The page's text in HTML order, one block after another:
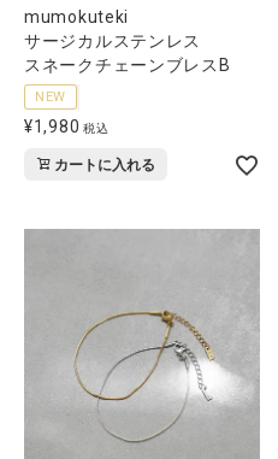
mumokuteki
サージカルステンレス
スネークチェーンブレスB
NEW
¥1,980 税込
カートに入れる